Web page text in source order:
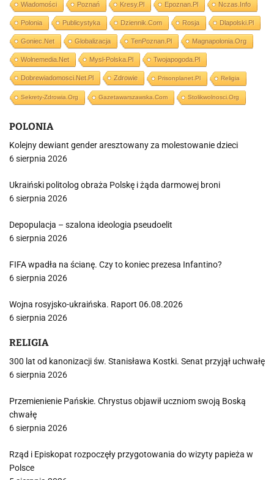
Wiadomości Poznań Kresy.pl Epoznan.pl Nczas.info
Polonia Publicystyka Dziennik.com Rosja Dlapolski.pl
Goniec.net Globalizacja TenPoznan.pl Magnapolonia.org
Wolnemedia.net Mysl-Polska.pl Twojapogoda.pl
Dobrewiadomosci.net.pl Zdrowie Prisonplanet.pl Religia
Sekrety-Zdrowia.org Gazetawarszawska.com Stolikwolnosci.org
POLONIA
Kolejny dewiant gender aresztowany za molestowanie dzieci
6 sierpnia 2026
Ukraiński politolog obraża Polskę i żąda darmowej broni
6 sierpnia 2026
Depopulacja – szalona ideologia pseudoelit
6 sierpnia 2026
FIFA wpadła na ścianę. Czy to koniec prezesa Infantino?
6 sierpnia 2026
Wojna rosyjsko-ukraińska. Raport 06.08.2026
6 sierpnia 2026
RELIGIA
300 lat od kanonizacji św. Stanisława Kostki. Senat przyjął uchwałę
6 sierpnia 2026
Przemienienie Pańskie. Chrystus objawił uczniom swoją Boską
chwałę
6 sierpnia 2026
Rząd i Episkopat rozpoczęły przygotowania do wizyty papieża w
Polsce